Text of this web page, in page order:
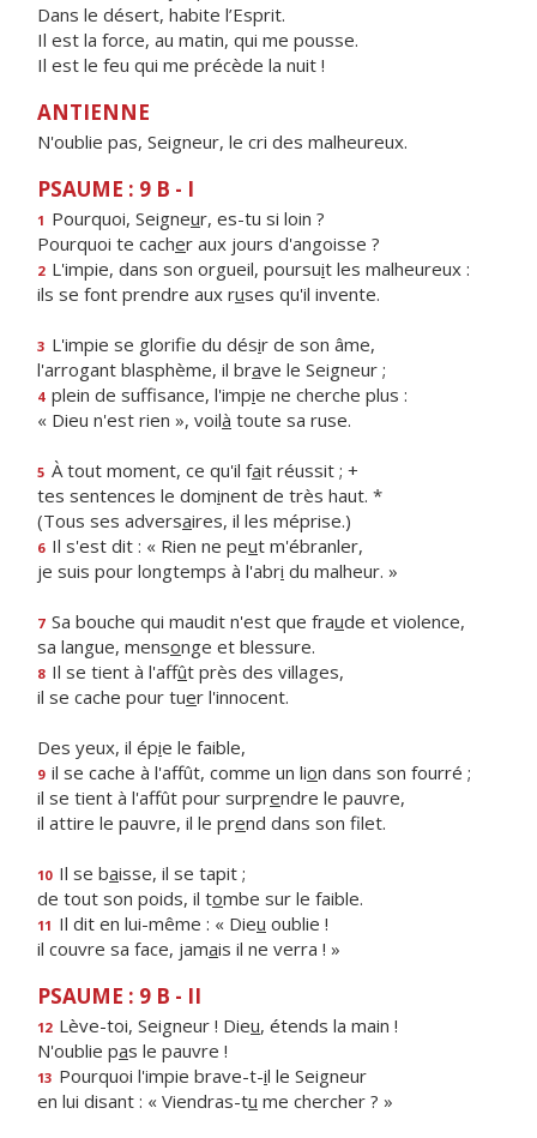
Dans le désert, habite l’Esprit.
Il est la force, au matin, qui me pousse.
Il est le feu qui me précède la nuit !
ANTIENNE
N'oublie pas, Seigneur, le cri des malheureux.
PSAUME : 9 B - I
1 Pourquoi, Seigneur, es-tu si loin ?
Pourquoi te cacher aux jours d'angoisse ?
2 L'impie, dans son orgueil, poursuit les malheureux :
ils se font prendre aux ruses qu'il invente.
3 L'impie se glorifie du désir de son âme,
l'arrogant blasphème, il brave le Seigneur ;
4 plein de suffisance, l'impie ne cherche plus :
« Dieu n'est rien », voilà toute sa ruse.
5 À tout moment, ce qu'il fait réussit ; +
tes sentences le dominent de très haut. *
(Tous ses adversaires, il les méprise.)
6 Il s'est dit : « Rien ne peut m'ébranler,
je suis pour longtemps à l'abri du malheur. »
7 Sa bouche qui maudit n'est que fraude et violence,
sa langue, mensonge et blessure.
8 Il se tient à l'affût près des villages,
il se cache pour tuer l'innocent.
Des yeux, il épie le faible,
9 il se cache à l'affût, comme un lion dans son fourré ;
il se tient à l'affût pour surprendre le pauvre,
il attire le pauvre, il le prend dans son filet.
10 Il se baisse, il se tapit ;
de tout son poids, il tombe sur le faible.
11 Il dit en lui-même : « Dieu oublie !
il couvre sa face, jamais il ne verra ! »
PSAUME : 9 B - II
12 Lève-toi, Seigneur ! Dieu, étends la main !
N'oublie pas le pauvre !
13 Pourquoi l'impie brave-t-il le Seigneur
en lui disant : « Viendras-tu me chercher ? »